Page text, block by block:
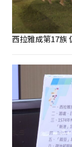
西拉雅成第17族